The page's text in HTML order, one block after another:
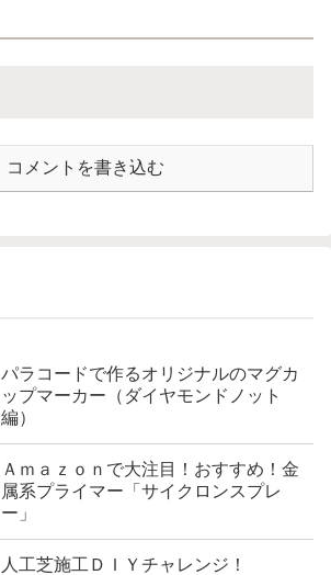
コメントを書き込む
パラコードで作るオリジナルのマグカ
ップマーカー（ダイヤモンドノット
編）
Ａｍａｚｏｎで大注目！おすすめ！金
属系プライマー「サイクロンスプレ
ー」
人工芝施工ＤＩＹチャレンジ！